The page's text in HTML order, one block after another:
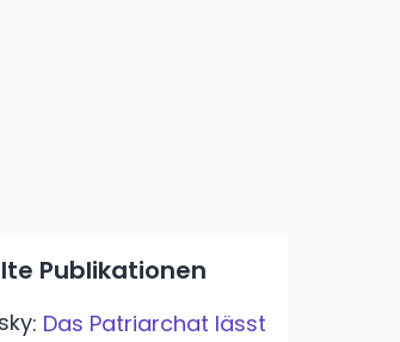
Publikationen
: Das Patriarchat lässt